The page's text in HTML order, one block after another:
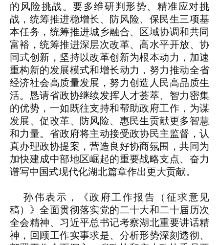
的风险挑战。要多维研判形势、精准应对挑
战，统筹推进稳增长、防风险、保民生三项基
本任务，统筹推进城乡融合、区域协调和共同
富裕，统筹推进深层次改革、高水平开放、协
同式创新，坚持以改革创新为根本动力，加速
重构新的发展模式和增长动力，努力推动全省
经济社会高质量发展，努力创造人民高品质生
活。恳请省政协继续发挥人才荟萃、智力密集
的优势，一如既往支持和帮助政府工作，为谋
发展、促改革、防风险、惠民生贡献更多智慧
和力量。省政府将主动接受政协民主监督，认
真办理政协提案，营造良好协商氛围，共同为
加快建成中部地区崛起的重要战略支点、奋力
谱写中国式现代化湖北篇章作出更大贡献。
孙伟表示，《政府工作报告（征求意见
稿）》全面贯彻落实党的二十大和二十届历次
全会精神、习近平总书记考察湖北重要讲话精
神，回顾工作实事求是、分析形势深刻透彻、